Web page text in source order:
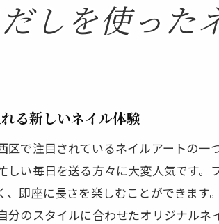
方
新トレンド紹介
ク
しい魅力
最新トレンド
しむ大阪市西区のネイル
しを使った
る新しいネイル体験
区で注目されているネイルアートの一
い毎日を送る方々に大変人気です。
、即座に長さを楽しむことができます
分のスタイルに合わせたオリジナルネ